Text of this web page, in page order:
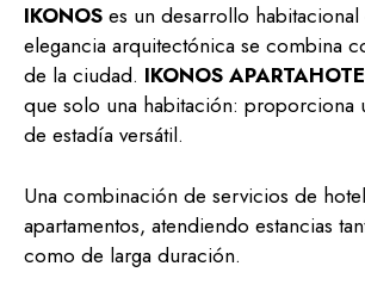
IKONOS es un desarrollo
elegancia arquitectónica se combina
de la ciudad. IKONOS
que solo una habitación: proporciona
de estadía versátil.
Una combinación de servicios de
apartamentos, atendiendo estancias
como de larga duración.